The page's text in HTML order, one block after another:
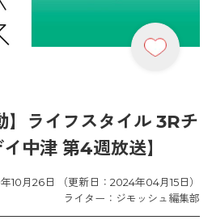
】ライフスタイル 3Rチ
中津 第4週放送】
10月26日 （更新日：2024年04月15日）
ライター：ジモッシュ編集部